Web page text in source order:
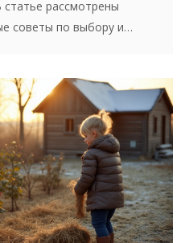
рассмотрены
советы по выбору и